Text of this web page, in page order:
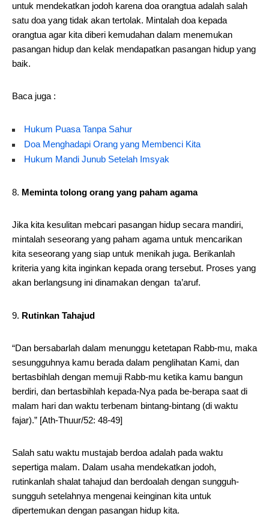
untuk mendekatkan jodoh karena doa orangtua adalah salah
satu doa yang tidak akan tertolak. Mintalah doa kepada
orangtua agar kita diberi kemudahan dalam menemukan
pasangan hidup dan kelak mendapatkan pasangan hidup yang
baik.
Baca juga :
Hukum Puasa Tanpa Sahur
Doa Menghadapi Orang yang Membenci Kita
Hukum Mandi Junub Setelah Imsyak
Meminta tolong orang yang paham agama
Jika kita kesulitan mebcari pasangan hidup secara mandiri,
mintalah seseorang yang paham agama untuk mencarikan
kita seseorang yang siap untuk menikah juga. Berikanlah
kriteria yang kita inginkan kepada orang tersebut. Proses yang
akan berlangsung ini dinamakan dengan ta’aruf.
Rutinkan Tahajud
“Dan bersabarlah dalam menunggu ketetapan Rabb-mu, maka
sesungguhnya kamu berada dalam penglihatan Kami, dan
bertasbihlah dengan memuji Rabb-mu ketika kamu bangun
berdiri, dan bertasbihlah kepada-Nya pada be-berapa saat di
malam hari dan waktu terbenam bintang-bintang (di waktu
fajar).” [Ath-Thuur/52: 48-49]
Salah satu waktu mustajab berdoa adalah pada waktu
sepertiga malam. Dalam usaha mendekatkan jodoh,
rutinkanlah shalat tahajud dan berdoalah dengan sungguh-
sungguh setelahnya mengenai keinginan kita untuk
dipertemukan dengan pasangan hidup kita.